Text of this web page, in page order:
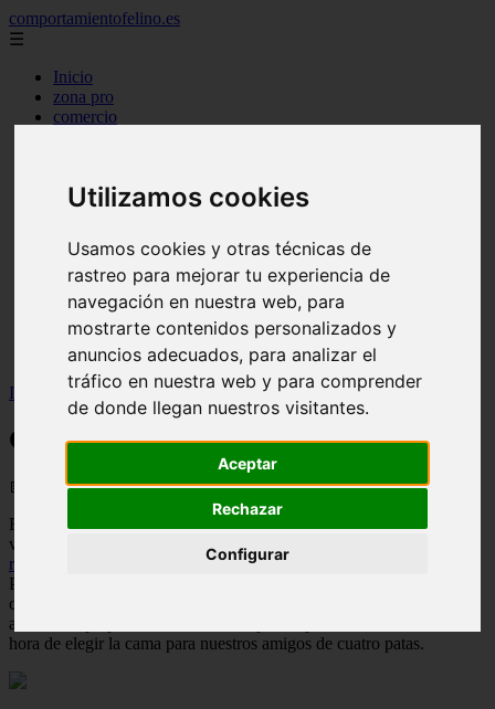
Utilizamos cookies
Usamos cookies y otras técnicas de
rastreo para mejorar tu experiencia de
navegación en nuestra web, para
mostrarte contenidos personalizados y
anuncios adecuados, para analizar el
tráfico en nuestra web y para comprender
de donde llegan nuestros visitantes.
Aceptar
Rechazar
Configurar
comportamientofelino.es
☰
Inicio
zona pro
comercio
acuariofilia 2
canal tv
nombres para gatos
novedades
tablon de anuncios
uncategorized
zona pro
Inicio
gatos2 > Cómo guiar en la elección de la cama
Cómo guiar en la elección de la cama
📅 05/06/2025
El sueño es una actividad vital en la mayoría de los organismos
vivos del planeta Tierra, incluidos perros y gatos. Su función es
revitalizadora y reparadora
para el cerebro y el sistema inmunitario.
Por ello, el soporte de
calidad. En este sentido, Kiwoko, grupo de tiendas para el cuidado
animal, ha preparado una lista de aspectos para tener en cuenta a la
hora de elegir la cama para nuestros amigos de cuatro patas.